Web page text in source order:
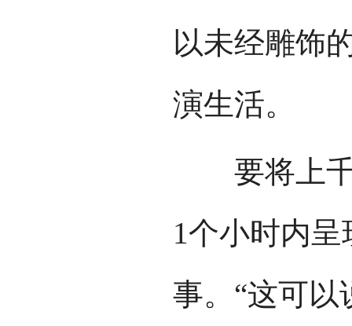
以未经雕饰
演生活。
要将上千
1个小时内
事。“这可